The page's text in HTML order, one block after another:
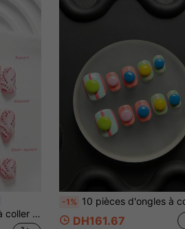
10 pièces Faux ongles à coller faits main, doux et charmants, ensemble d'art des ongles en polygel, design de fleur à cinq pétales, palette de couleurs rose et blanc, style élégant et exquis, comprend des outils pour les ongles, 3 tailles disponibles, forme carrée/carrée courte/amande, convient pour les fêtes, la danse, le port quotidien
-1% 10 pièces d'ongles à coller faits main, style Y2K, art des ongles thème bonbon macaron d'été, forme d'ongles carrée/ronde courte, base de couleur rayée verticale douce, ornements sphériques 3D contrastés, convient
DH161.67